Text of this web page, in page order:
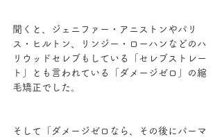
聞くと、ジェニファー・アニストンやパリ
ス・ヒルトン、リンジー・ローハンなどのハ
リウッドセレブもしている「セレブストレー
ト」とも言われている「ダメージゼロ」の縮
毛矯正でした。
そして「ダメージゼロなら、その後にパーマ